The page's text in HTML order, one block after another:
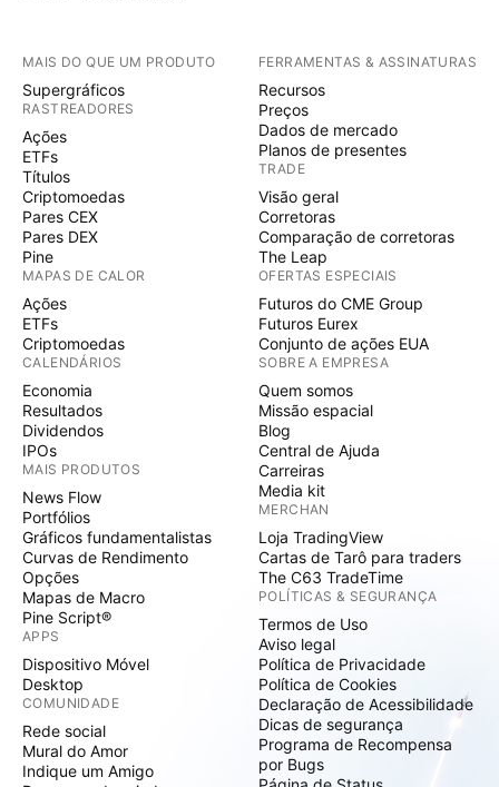
MAIS DO QUE UM PRODUTO
Supergráficos
RASTREADORES
Ações
ETFs
Títulos
Criptomoedas
Pares CEX
Pares DEX
Pine
MAPAS DE CALOR
Ações
ETFs
Criptomoedas
CALENDÁRIOS
Economia
Resultados
Dividendos
IPOs
MAIS PRODUTOS
News Flow
Portfólios
Gráficos fundamentalistas
Curvas de Rendimento
Opções
Mapas de Macro
Pine Script®
APPS
Dispositivo Móvel
Desktop
COMUNIDADE
Rede social
Mural do Amor
Indique um Amigo
FERRAMENTAS & ASSINATURAS
Recursos
Preços
Dados de mercado
Planos de presentes
TRADE
Visão geral
Corretoras
Comparação de corretoras
The Leap
OFERTAS ESPECIAIS
Futuros do CME Group
Futuros Eurex
Conjunto de ações EUA
SOBRE A EMPRESA
Quem somos
Missão espacial
Blog
Central de Ajuda
Carreiras
Media kit
MERCHAN
Loja TradingView
Cartas de Tarô para traders
The C63 TradeTime
POLÍTICAS & SEGURANÇA
Termos de Uso
Aviso legal
Política de Privacidade
Política de Cookies
Declaração de Acessibilidade
Dicas de segurança
Programa de Recompensa
por Bugs